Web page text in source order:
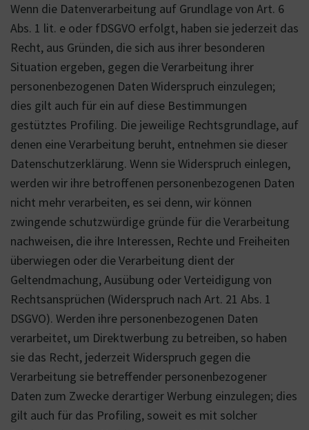
Wenn die Datenverarbeitung auf Grundlage von Art. 6
Abs. 1 lit. e oder fDSGVO erfolgt, haben sie jederzeit das
Recht, aus Gründen, die sich aus ihrer besonderen
Situation ergeben, gegen die Verarbeitung ihrer
personenbezogenen Daten Widerspruch einzulegen;
dies gilt auch für ein auf diese Bestimmungen
gestütztes Profiling. Die jeweilige Rechtsgrundlage, auf
denen eine Verarbeitung beruht, entnehmen sie dieser
Datenschutzerklärung. Wenn sie Widerspruch einlegen,
werden wir ihre betroffenen personenbezogenen Daten
nicht mehr verarbeiten, es sei denn, wir können
zwingende schutzwürdige gründe für die Verarbeitung
nachweisen, die ihre Interessen, Rechte und Freiheiten
überwiegen oder die Verarbeitung dient der
Geltendmachung, Ausübung oder Verteidigung von
Rechtsansprüchen (Widerspruch nach Art. 21 Abs. 1
DSGVO). Werden ihre personenbezogenen Daten
verarbeitet, um Direktwerbung zu betreiben, so haben
sie das Recht, jederzeit Widerspruch gegen die
Verarbeitung sie betreffender personenbezogener
Daten zum Zwecke derartiger Werbung einzulegen; dies
gilt auch für das Profiling, soweit es mit solcher